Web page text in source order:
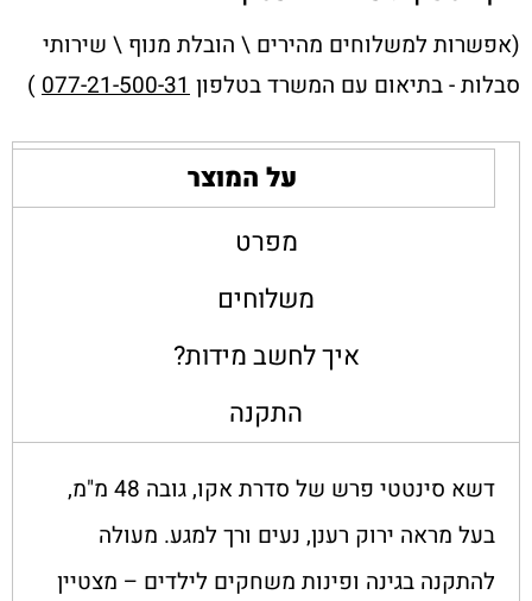
(אפשרות למשלוחים מהירים \ הובלת מנוף \ שירותי
סבלות - בתיאום עם המשרד בטלפון077-21-500-31
)
על המוצר
מפרט
משלוחים
איך לחשב מידות?
התקנה
דשא סינטטי פרש של סדרת אקו, גובה 48 מ"מ,
בעל מראה ירוק רענן, נעים ורך למגע. מעולה
להתקנה בגינה ופינות משחקים לילדים – מצטיין